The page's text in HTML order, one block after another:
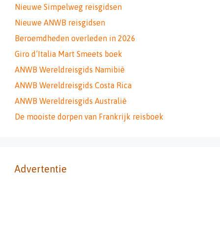
Nieuwe Simpelweg reisgidsen
Nieuwe ANWB reisgidsen
Beroemdheden overleden in 2026
Giro d’Italia Mart Smeets boek
ANWB Wereldreisgids Namibië
ANWB Wereldreisgids Costa Rica
ANWB Wereldreisgids Australië
De mooiste dorpen van Frankrijk reisboek
Advertentie